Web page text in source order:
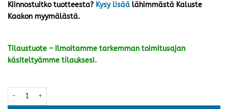
Kiinnostuitko tuotteesta? Kysy lisää lähimmästä Kaluste
Kaakon myymälästä.
Tilaustuote – Ilmoitamme tarkemman toimitusajan
käsiteltyämme tilauksesi.
Alison tuoli pyörivä, beige kangas/valkopesty tammijalka määrä